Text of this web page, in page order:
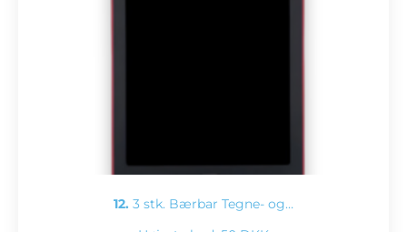
12. 3 stk. Bærbar Tegne- og…